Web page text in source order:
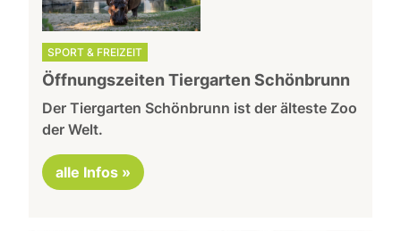
SPORT & FREIZEIT
Öffnungszeiten Tiergarten Schönbrunn
Der Tiergarten Schönbrunn ist der älteste Zoo
der Welt.
alle Infos »